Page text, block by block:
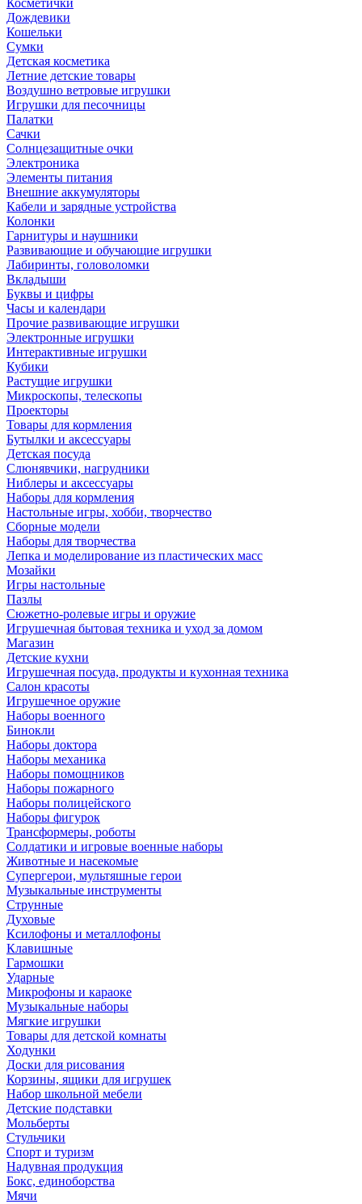
Косметички
Дождевики
Кошельки
Сумки
Детская косметика
Летние детские товары
Воздушно ветровые игрушки
Игрушки для песочницы
Палатки
Сачки
Солнцезащитные очки
Электроника
Элементы питания
Внешние аккумуляторы
Кабели и зарядные устройства
Колонки
Гарнитуры и наушники
Развивающие и обучающие игрушки
Лабиринты, головоломки
Вкладыши
Буквы и цифры
Часы и календари
Прочие развивающие игрушки
Электронные игрушки
Интерактивные игрушки
Кубики
Растущие игрушки
Микроскопы, телескопы
Проекторы
Товары для кормления
Бутылки и аксессуары
Детская посуда
Слюнявчики, нагрудники
Ниблеры и аксессуары
Наборы для кормления
Настольные игры, хобби, творчество
Сборные модели
Наборы для творчества
Лепка и моделирование из пластических масс
Мозайки
Игры настольные
Пазлы
Сюжетно-ролевые игры и оружие
Игрушечная бытовая техника и уход за домом
Магазин
Детские кухни
Игрушечная посуда, продукты и кухонная техника
Салон красоты
Игрушечное оружие
Наборы военного
Бинокли
Наборы доктора
Наборы механика
Наборы помощников
Наборы пожарного
Наборы полицейского
Наборы фигурок
Трансформеры, роботы
Солдатики и игровые военные наборы
Животные и насекомые
Супергерои, мультяшные герои
Музыкальные инструменты
Струнные
Духовые
Ксилофоны и металлофоны
Клавишные
Гармошки
Ударные
Микрофоны и караоке
Музыкальные наборы
Мягкие игрушки
Товары для детской комнаты
Ходунки
Доски для рисования
Корзины, ящики для игрушек
Набор школьной мебели
Детские подставки
Мольберты
Стульчики
Спорт и туризм
Надувная продукция
Бокс, единоборства
Мячи